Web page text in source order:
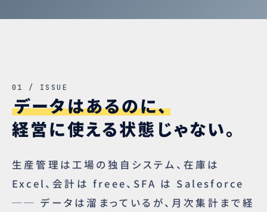
01 / ISSUE
データはあるのに、
経営に使える状態じゃない。
生産管理は工場の独自システム、在庫は
Excel、会計は freee、SFA は Salesforce
── データは溜まっているが、月次集計まで経